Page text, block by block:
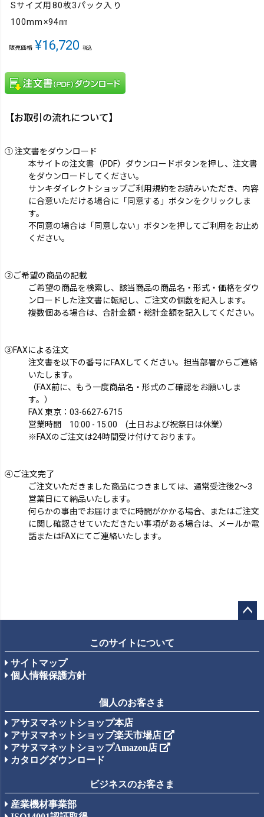
Sサイズ用80枚3パック入り
100mm×94㎜
販売価格 ¥16,720 税込
【お取引の流れについて】
① 注文書をダウンロード
本サイトの注文書（PDF）ダウンロードボタンを押し、注文書
をダウンロードしてください。
サンキダイレクトショップご利用規約をお読みいただき、内容
に合意いただける場合に「同意する」ボタンをクリックしま
す。
不同意の場合は「同意しない」ボタンを押してご利用をお止め
ください。
②ご希望の商品の記載
ご希望の商品を検索し、該当商品の商品名・形式・価格をダウ
ンロードした注文書に転記し、ご注文の個数を記入します。
複数個ある場合は、合計金額・総計金額を記入してください。
③FAXによる注文
注文書を以下の番号にFAXしてください。担当部署からご連絡
いたします。
（FAX前に、もう一度商品名・形式のご確認をお願いしま
す。）
FAX 東京： 03-6627-6715
営業時間 10:00 - 15:00 (土日および祝祭日は休業）
※FAXのご注文は24時間受け付けております。
④ご注文完了
ご注文いただきました商品につきましては、通常受注後2～3
営業日にて納品いたします。
何らかの事由でお届けまでに時間がかかる場合、またはご注文
に関し確認させていただきたい事項がある場合は、メールか電
話またはFAXにてご連絡いたします。
ップ
このサイトについて
サイトマップ
個人情報保護方針
個人のお客さま
アサヌマネットショップ本店
アサヌマネットショップ楽天市場店
アサヌマネットショップAmazon店
カタログダウンロード
ビジネスのお客さま
産業機材事業部